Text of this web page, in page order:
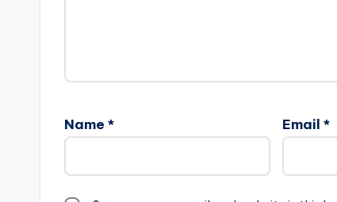
Name * Email *